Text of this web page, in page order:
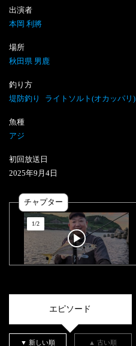
出演者
本岡 利將
場所
秋田県 男鹿
釣り方
堤防釣り
ライトソルト(オカッパリ)
魚種
アジ
初回放送日
2025年9 月 4 日
チャプター
1/2
エピソード
▼ 新しい順 ▲ 古い順